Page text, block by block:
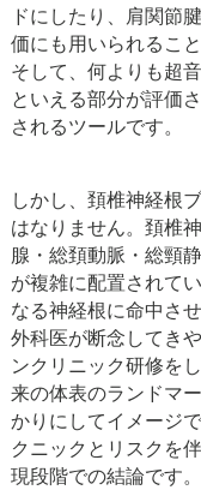
ドにしたり、肩関節
価にも用いられること
そして、何よりも超
といえる部分が評価
されるツールです。
しかし、頚椎神経根
はなりません。頚椎
腺・総頚動脈・総頸
が複雑に配置されて
なる神経根に命中さ
外科医が断念してき
ンクリニック研修を
来の体表のランドマ
かりにしてイメージ
クニックとリスクを
現段階での結論です。